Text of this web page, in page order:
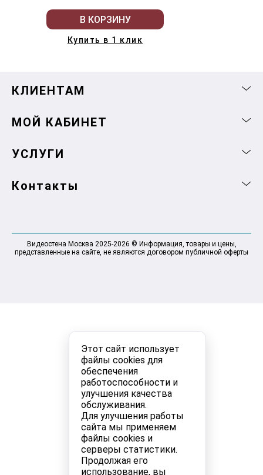
Этот сайт использует
файлы cookies для
обеспечения
работоспособности и
улучшения качества
обслуживания.
Для улучшения работы
сайта мы применяем
файлы cookies и
серверы статистики.
Продолжая его
использование, вы
В КОРЗИНУ
Купить в 1 клик
КЛИЕНТАМ
МОЙ КАБИНЕТ
УСЛУГИ
Контакты
Видеостена Москва 2025-2026 © Информация, товары и цены,
представленные на сайте, не являются договором публичной оферты